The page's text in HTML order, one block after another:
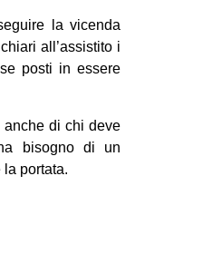
la vicenda
all’assistito i
posti in essere
anche di chi deve
bisogno di un
portata.